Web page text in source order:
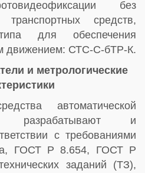
без
транспортных средств,
для обеспечения
движением: СТС-С-бТР-К.
и метрологические
автоматической
разрабатывают и
с требованиями
ГОСТ Р 8.654, ГОСТ Р
заданий (ТЗ),